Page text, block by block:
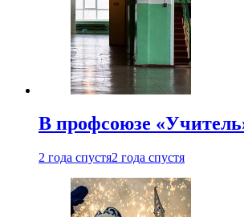
В профсоюзе
2 года спустя2 года спустя